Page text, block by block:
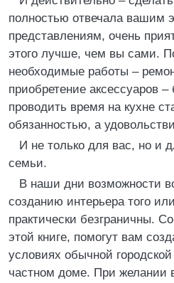
полностью отвечала вашим
представлениям, очень
этого лучше, чем вы сами.
необходимые работы –
приобретение аксессуаров
проводить время на кухне
обязанностью, а
И не только для вас, но и
семьи.
В наши дни возможности
созданию интерьера того
практически безграничны.
этой книге, помогут вам
условиях обычной
частном доме. При желании